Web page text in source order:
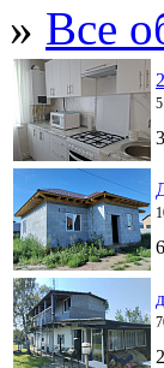
» Все